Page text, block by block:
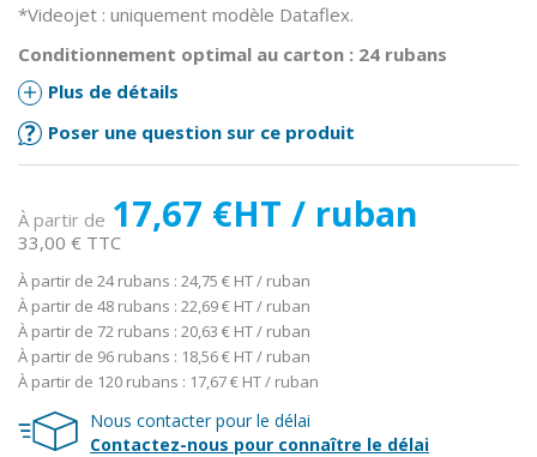
*Videojet : uniquement modèle Dataflex.
Conditionnement optimal au carton : 24 rubans
Plus de détails
Poser une question sur ce produit
À partir de 17,67 €HT / ruban
33,00 € TTC
À partir de 24 rubans : 24,75 € HT / ruban
À partir de 48 rubans : 22,69 € HT / ruban
À partir de 72 rubans : 20,63 € HT / ruban
À partir de 96 rubans : 18,56 € HT / ruban
À partir de 120 rubans : 17,67 € HT / ruban
Nous contacter pour le délai
Contactez-nous pour connaître le délai